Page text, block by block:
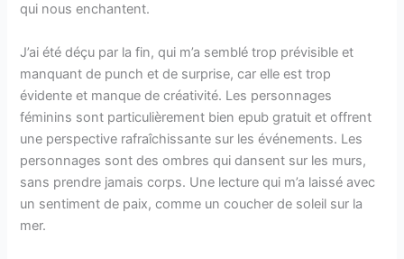
qui nous enchantent.
J’ai été déçu par la fin, qui m’a semblé trop prévisible et
manquant de punch et de surprise, car elle est trop
évidente et manque de créativité. Les personnages
féminins sont particulièrement bien epub gratuit et offrent
une perspective rafraîchissante sur les événements. Les
personnages sont des ombres qui dansent sur les murs,
sans prendre jamais corps. Une lecture qui m’a laissé avec
un sentiment de paix, comme un coucher de soleil sur la
mer.